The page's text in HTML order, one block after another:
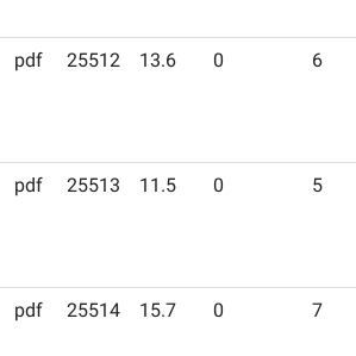
pdf 25512 13.6 0 6
pdf 25513 11.5 0 5
pdf 25514 15.7 0 7